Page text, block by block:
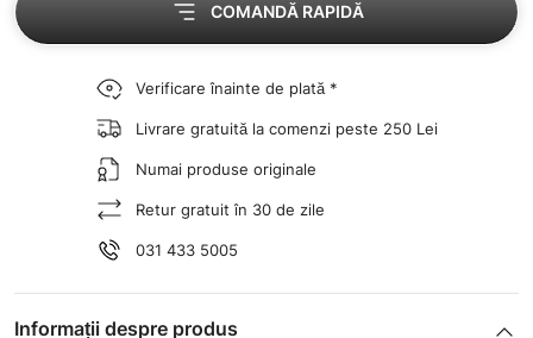
COMANDĂ RAPIDĂ
Verificare înainte de plată *
Livrare gratuită la comenzi peste 250 Lei
Numai produse originale
Retur gratuit în 30 de zile
031 433 5005
Informații despre produs